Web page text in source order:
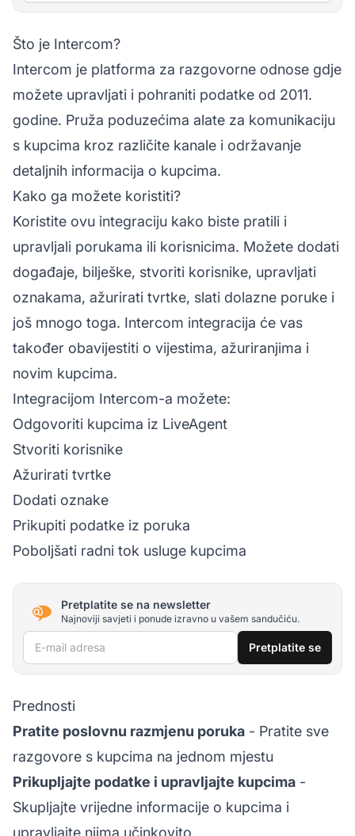
Što je Intercom?
Intercom je platforma za razgovorne odnose gdje
možete upravljati i pohraniti podatke od 2011.
godine. Pruža poduzećima alate za komunikaciju
s kupcima kroz različite kanale i održavanje
detaljnih informacija o kupcima.
Kako ga možete koristiti?
Koristite ovu integraciju kako biste pratili i
upravljali porukama ili korisnicima. Možete dodati
događaje, bilješke, stvoriti korisnike, upravljati
oznakama, ažurirati tvrtke, slati dolazne poruke i
još mnogo toga. Intercom integracija će vas
također obavijestiti o vijestima, ažuriranjima i
novim kupcima.
Integracijom Intercom-a možete:
Odgovoriti kupcima iz LiveAgent
Stvoriti korisnike
Ažurirati tvrtke
Dodati oznake
Prikupiti podatke iz poruka
Poboljšati radni tok usluge kupcima
Pretplatite se na newsletter
Najnoviji savjeti i ponude izravno u vašem sandučiću.
E-mail adresa Pretplatite se
Prednosti
Pratite poslovnu razmjenu poruka - Pratite sve
razgovore s kupcima na jednom mjestu
Prikupljajte podatke i upravljajte kupcima -
Skupljajte vrijedne informacije o kupcima i
upravljajte njima učinkovito